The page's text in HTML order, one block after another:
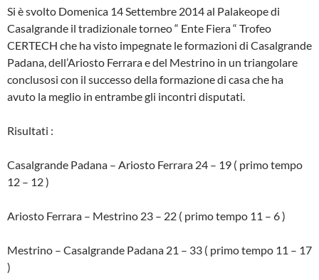
Si è svolto Domenica 14 Settembre 2014 al Palakeope di
Casalgrande il tradizionale torneo “ Ente Fiera “ Trofeo
CERTECH che ha visto impegnate le formazioni di Casalgrande
Padana, dell’Ariosto Ferrara e del Mestrino in un triangolare
conclusosi con il successo della formazione di casa che ha
avuto la meglio in entrambe gli incontri disputati.
Risultati :
Casalgrande Padana – Ariosto Ferrara 24 – 19 ( primo tempo
12 – 12 )
Ariosto Ferrara – Mestrino 23 – 22 ( primo tempo 11 – 6 )
Mestrino – Casalgrande Padana 21 – 33 ( primo tempo 11 – 17
)